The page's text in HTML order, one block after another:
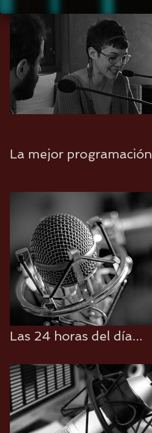
La mejor programación
Las 24 horas del día...